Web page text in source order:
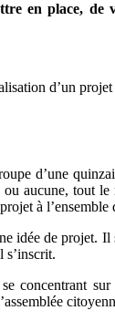
en place, de
d’un
d’une
aucune, tout
à
idée de projet.
s’inscrit.
concentrant